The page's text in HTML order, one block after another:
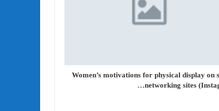
Women’s motivations for physical display on
networking sites